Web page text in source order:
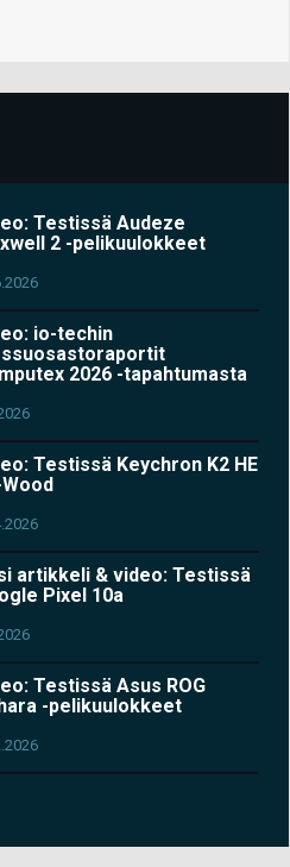
Testissä Audeze
2 -pelikuulokkeet
io-techin
2026 -tapahtumasta
Testissä Keychron K2 HE
artikkeli & video: Testissä
Pixel 10a
Testissä Asus ROG
-pelikuulokkeet